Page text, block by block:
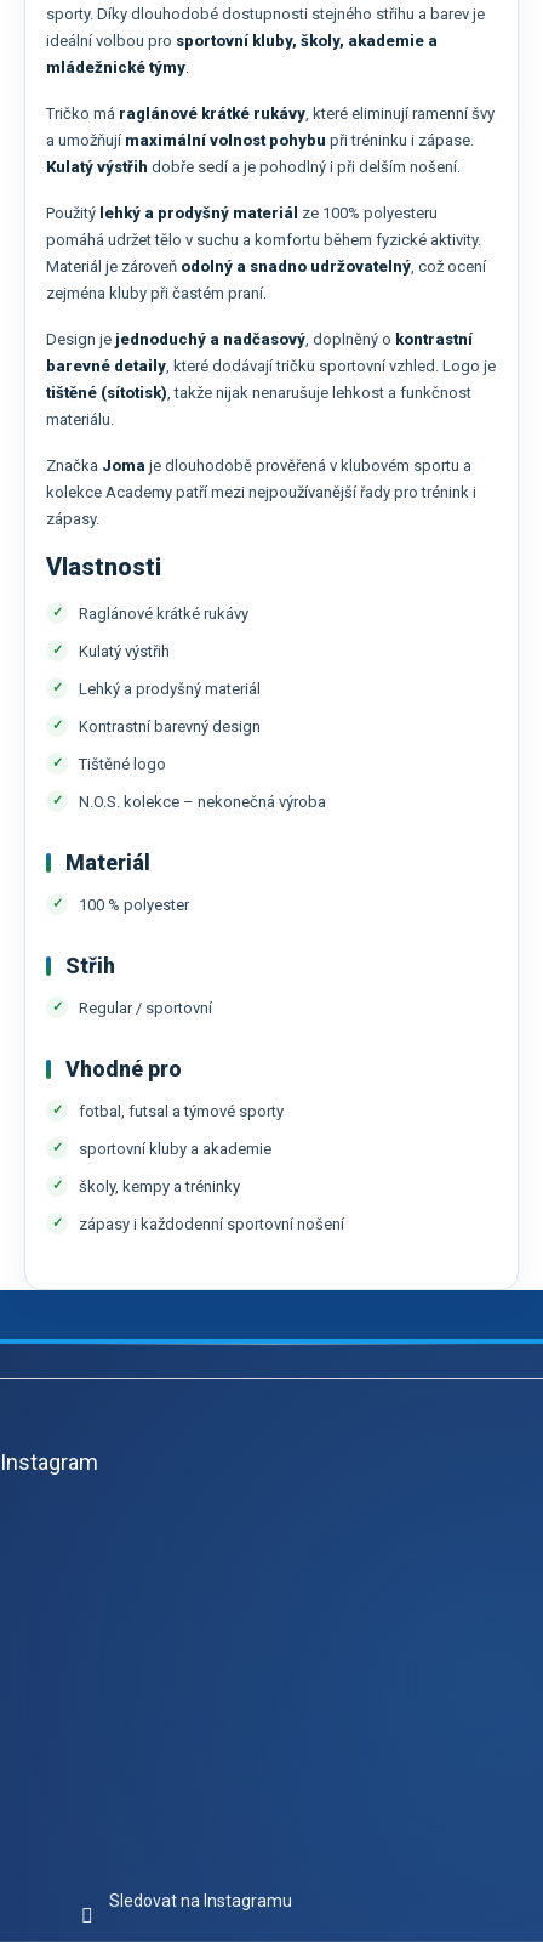
sporty. Díky dlouhodobé dostupnosti stejného střihu a barev je
ideální volbou pro sportovní kluby, školy, akademie a
mládežnické týmy.
Tričko má raglánové krátké rukávy, které eliminují ramenní švy
a umožňují maximální volnost pohybu při tréninku i zápase.
Kulatý výstřih dobře sedí a je pohodlný i při delším nošení.
Použitý lehký a prodyšný materiál ze 100% polyesteru
pomáhá udržet tělo v suchu a komfortu během fyzické aktivity.
Materiál je zároveň odolný a snadno udržovatelný, což ocení
zejména kluby při častém praní.
Design je jednoduchý a nadčasový, doplněný o kontrastní
barevné detaily, které dodávají tričku sportovní vzhled. Logo je
tištěné (sítotisk), takže nijak nenarušuje lehkost a funkčnost
materiálu.
Značka Joma je dlouhodobě prověřená v klubovém sportu a
kolekce Academy patří mezi nejpoužívanější řady pro trénink i
zápasy.
Vlastnosti
Raglánové krátké rukávy
Kulatý výstřih
Lehký a prodyšný materiál
Kontrastní barevný design
Tištěné logo
N.O.S. kolekce – nekonečná výroba
Materiál
100 % polyester
Střih
Regular / sportovní
Vhodné pro
fotbal, futsal a týmové sporty
sportovní kluby a akademie
školy, kempy a tréninky
zápasy i každodenní sportovní nošení
Z
Instagram
Sledovat na Instagramu